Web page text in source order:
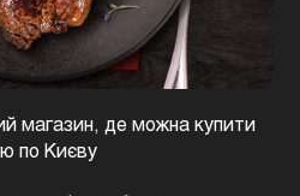
магазин, де можна купити
по Києву